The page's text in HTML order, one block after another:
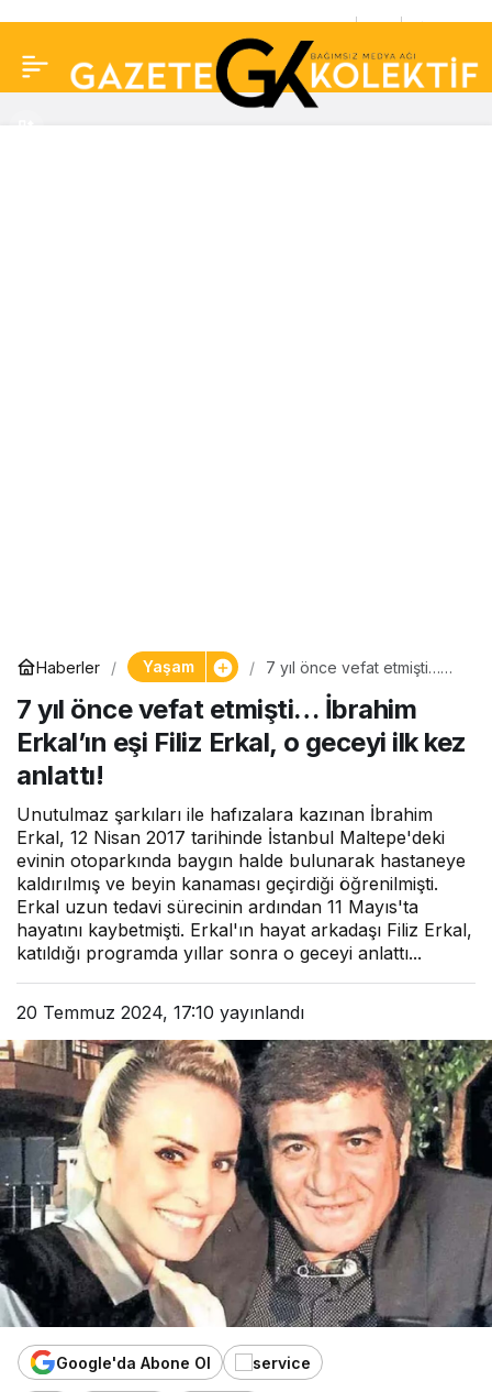
Haberler Yaşam
7 yıl önce vefat etmişti…
Erkal, o geceyi ilk kez
anlattı!
7 yıl önce vefat etmişti… İbrahim
Erkal’ın eşi Filiz Erkal, o geceyi ilk kez
anlattı!
Unutulmaz şarkıları ile hafızalara kazınan İbrahim
Erkal, 12 Nisan 2017 tarihinde İstanbul Maltepe'deki
evinin otoparkında baygın halde bulunarak hastaneye
kaldırılmış ve beyin kanaması geçirdiği öğrenilmişti.
Erkal uzun tedavi sürecinin ardından 11 Mayıs'ta
hayatını kaybetmişti. Erkal'ın hayat arkadaşı Filiz Erkal,
katıldığı programda yıllar sonra o geceyi anlattı...
20 Temmuz 2024, 17:10 yayınlandı
Google'da Abone Ol
kayınvalidesinden